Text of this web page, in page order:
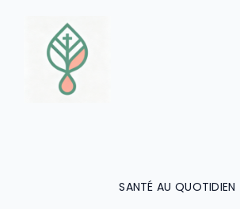
contenu
SANTÉ AU QUOTIDIEN